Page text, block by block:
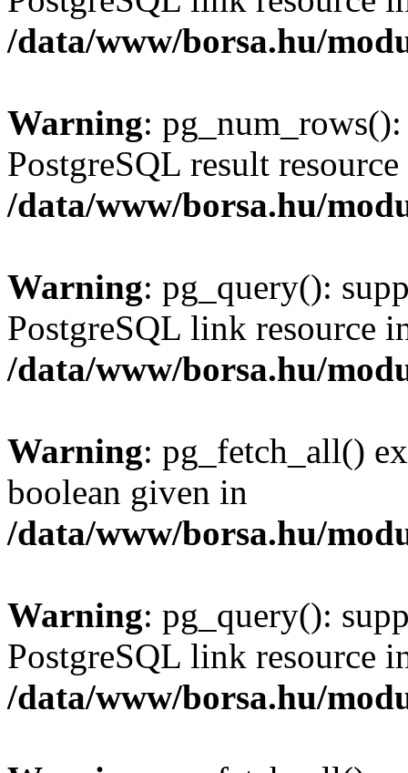
/data/www/borsa.hu/
Warning:
PostgreSQL result
/data/www/borsa.hu/
Warning: pg_query():
PostgreSQL link resource
/data/www/borsa.hu/
Warning: pg_fetch_all()
boolean given in
/data/www/borsa.hu/
Warning: pg_query():
PostgreSQL link resource
/data/www/borsa.hu/